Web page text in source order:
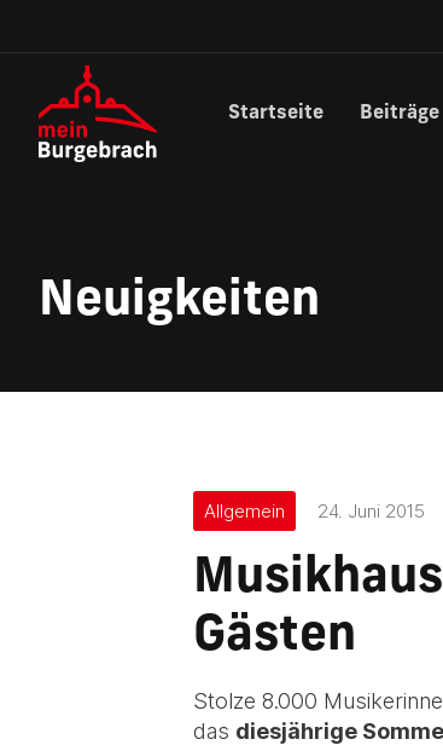
Startseite Beiträge
Neuigkeiten
Allgemein 24. Juni 2015
Gästen
Stolze 8.000
das diesjährige